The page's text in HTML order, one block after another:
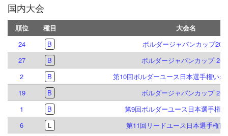
国内大会
順位 種目
大会名
24
B
ボルダージャパンカップ
27
B
ボルダージャパンカップ
2
B
第10回ボルダーユース日本選手権い
19
B
ボルダージャパンカップ
1
B
第9回ボルダーユース日本選手権
6
L
第11回リードユース日本選手権南